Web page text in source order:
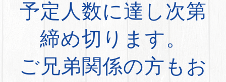
予定人数に達し次第
締め切ります。
ご兄弟関係の方もお